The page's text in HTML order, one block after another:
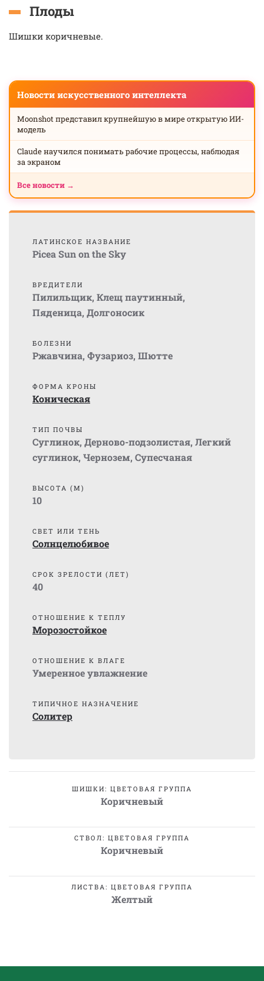
Плоды
Шишки коричневые.
Новости искусственного интеллекта
Moonshot представил крупнейшую в мире открытую ИИ-
модель
Claude научился понимать рабочие процессы, наблюдая
за экраном
Все новости →
ЛАТИНСКОЕ НАЗВАНИЕ
Picea Sun on the Sky
ВРЕДИТЕЛИ
Пилильщик, Клещ паутинный,
Пяденица, Долгоносик
БОЛЕЗНИ
Ржавчина, Фузариоз, Шютте
ФОРМА КРОНЫ
Коническая
ТИП ПОЧВЫ
Суглинок, Дерново-подзолистая, Легкий
суглинок, Чернозем, Супесчаная
ВЫСОТА (М)
10
СВЕТ ИЛИ ТЕНЬ
Солнцелюбивое
СРОК ЗРЕЛОСТИ (ЛЕТ)
40
ОТНОШЕНИЕ К ТЕПЛУ
Морозостойкое
ОТНОШЕНИЕ К ВЛАГЕ
Умеренное увлажнение
ТИПИЧНОЕ НАЗНАЧЕНИЕ
Солитер
ШИШКИ: ЦВЕТОВАЯ ГРУППА
Коричневый
СТВОЛ: ЦВЕТОВАЯ ГРУППА
Коричневый
ЛИСТВА: ЦВЕТОВАЯ ГРУППА
Желтый